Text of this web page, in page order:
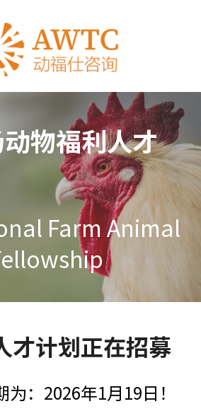
物福利人才
Farm Animal
才计划正在招募
：2026年1月19日！